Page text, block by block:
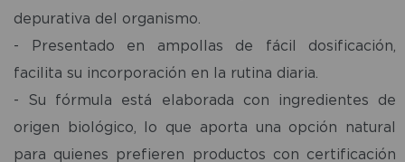
depurativa del organismo.
- Presentado en ampollas de fácil dosificación,
facilita su incorporación en la rutina diaria.
- Su fórmula está elaborada con ingredientes de
origen biológico, lo que aporta una opción natural
para quienes prefieren productos con certificación